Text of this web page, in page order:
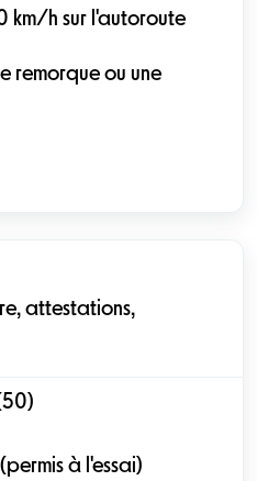
km/h sur l'autoroute
remorque ou une
attestations,
à l'essai)